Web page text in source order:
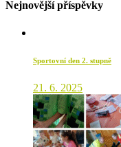
Nejnovější příspěvky
Sportovní den 2. stupně
21. 6. 2025